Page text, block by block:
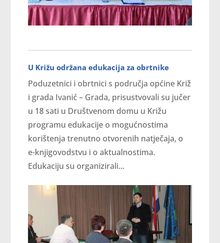
U Križu održana edukacija za obrtnike
Poduzetnici i obrtnici s područja općine Križ
i grada Ivanić – Grada, prisustvovali su jučer
u 18 sati u Društvenom domu u Križu
programu edukacije o mogućnostima
korištenja trenutno otvorenih natječaja, o
e-knjigovodstvu i o aktualnostima.
Edukaciju su organizirali...